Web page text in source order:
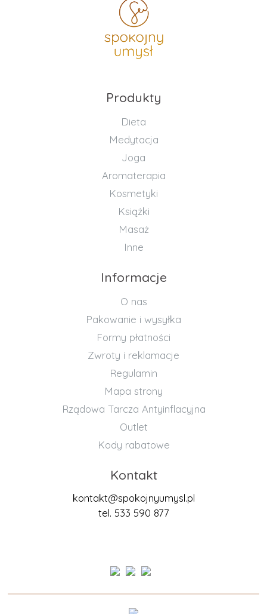
Produkty
Dieta
Medytacja
Joga
Aromaterapia
Kosmetyki
Książki
Masaż
Inne
Informacje
O nas
Pakowanie i wysyłka
Formy płatności
Zwroty i reklamacje
Regulamin
Mapa strony
Rządowa Tarcza Antyinflacyjna
Outlet
Kody rabatowe
Kontakt
kontakt@spokojnyumysl.pl
tel. 533 590 877